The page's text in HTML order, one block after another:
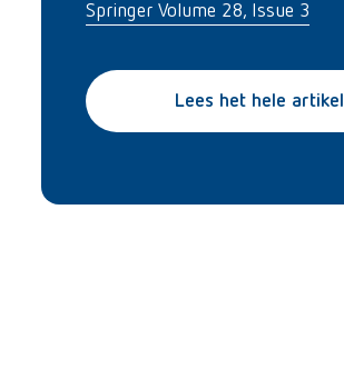
Springer Volume 28, Issue 3
Lees het hele artikel